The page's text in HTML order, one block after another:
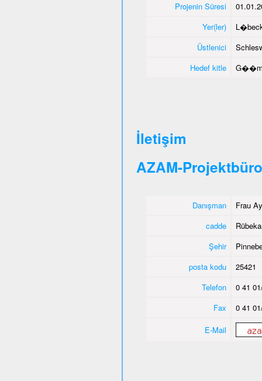
Projenin Süresi
Yer(ler)
Üstlenici
Hedef kitle
İletişim
AZAM-
Danışman
Frau
cadde
Şehir
posta kodu
25421
Telefon
0 41
Fax
0 41
E-Mail